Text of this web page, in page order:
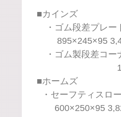
■カインズ
・ゴム段差プレー
895×245×95
・ゴム製段差コー
1,480
■ホームズ
・セーフティスロ
600×250×95